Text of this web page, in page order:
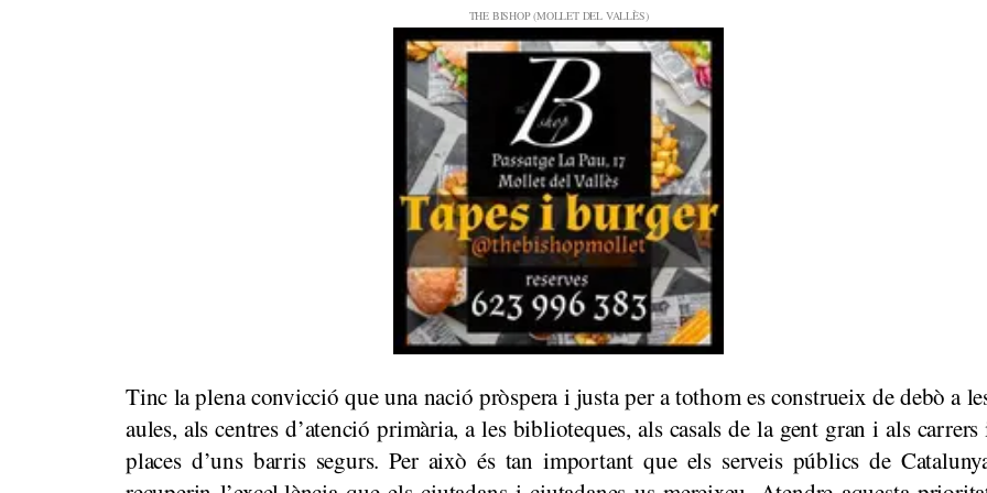
Tinc la plena convicció que una nació pròspera i justa per a tothom es construeix de debò a
aules, als centres d’atenció primària, a les biblioteques, als casals de la gent gran i als carrers
places d’uns barris segurs. Per això és tan important que els serveis públics de